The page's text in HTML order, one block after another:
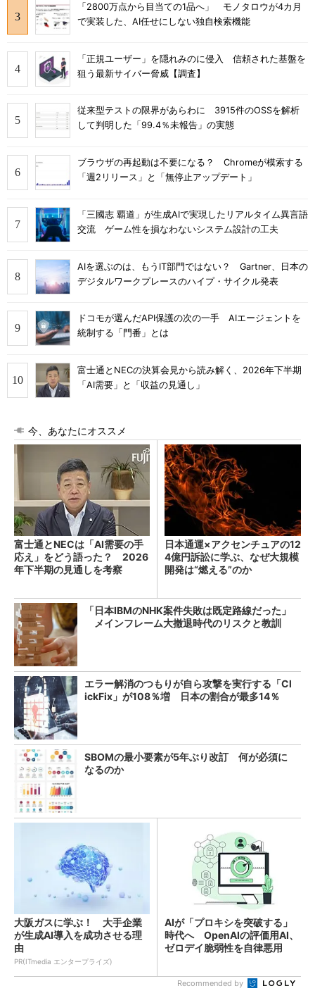
「2800万点から目当ての1品へ」 モノタロウが4カ月
で実装した、AI任せにしない独自検索機能
「正規ユーザー」を隠れみのに侵入 信頼された基盤を
狙う最新サイバー脅威【調査】
従来型テストの限界があらわに 3915件のOSSを解析
して判明した「99.4％未報告」の実態
ブラウザの再起動は不要になる？ Chromeが模索する
「週2リリース」と「無停止アップデート」
「三國志 覇道」が生成AIで実現したリアルタイム異言語
交流 ゲーム性を損なわないシステム設計の工夫
AIを選ぶのは、もうIT部門ではない？ Gartner、日本の
デジタルワークプレースのハイプ・サイクル発表
ドコモが選んだAPI保護の次の一手 AIエージェントを
統制する「門番」とは
富士通とNECの決算会見から読み解く、2026年下半期
「AI需要」と「収益の見通し」
今、あなたにオススメ
富士通とNECは「AI需要の手
応え」をどう語った？ 2026
年下半期の見通しを考察
日本通運×アクセンチュアの12
4億円訴訟に学ぶ、なぜ大規模
開発は“燃える”のか
「日本IBMのNHK案件失敗は既定路線だった」
メインフレーム大撤退時代のリスクと教訓
エラー解消のつもりが自ら攻撃を実行する「Cl
ickFix」が108％増 日本の割合が最多14％
SBOMの最小要素が5年ぶり改訂 何が必須に
なるのか
大阪ガスに学ぶ！ 大手企業
が生成AI導入を成功させる理
由
PR(ITmedia エンタープライズ)
AIが「プロキシを突破する」
時代へ OpenAIの評価用AI、
ゼロデイ脆弱性を自律悪用
Recommended by